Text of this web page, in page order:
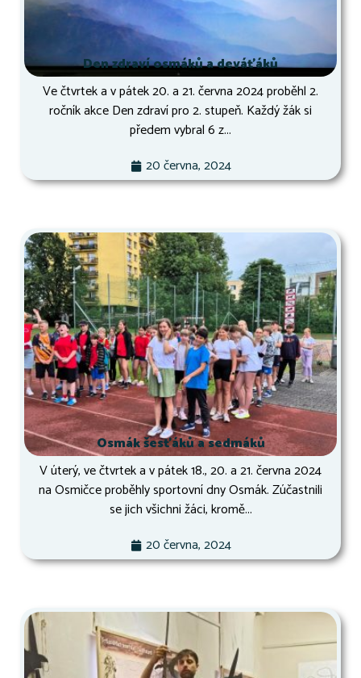
Den zdraví osmáků a deváťáků
Ve čtvrtek a v pátek 20. a 21. června 2024 proběhl 2.
ročník akce Den zdraví pro 2. stupeň. Každý žák si
předem vybral 6 z...
20 června, 2024
Osmák šesťáků a sedmáků
V úterý, ve čtvrtek a v pátek 18., 20. a 21. června 2024
na Osmičce proběhly sportovní dny Osmák. Zúčastnili
se jich všichni žáci, kromě...
20 června, 2024